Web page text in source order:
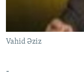
İSLAM VƏ DEMOKRATIYA
İZ - MƏDƏNIYYƏT
PEŞƏ ETIKASI VƏ
MATERIALLARIMIZDAN
AZADLIQRADIOSU
RFE/RL-in bütün
Vahid Əziz
-